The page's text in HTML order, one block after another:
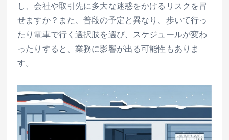
し、会社や取引先に多大な迷惑をかけるリスクを冒
せますか？また、普段の予定と異なり、歩いて行っ
たり電車で行く選択肢を選び、スケジュールが変わ
ったりすると、業務に影響が出る可能性もありま
す。